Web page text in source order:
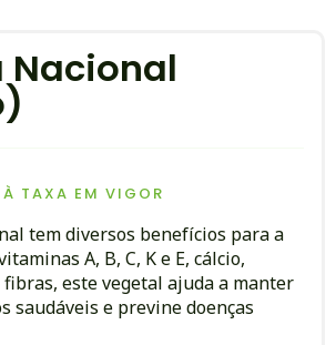
Nacional
TAXA EM VIGOR
tem diversos benefícios para a
A, B, C, K e E, cálcio,
este vegetal ajuda a manter
saudáveis e previne doenças